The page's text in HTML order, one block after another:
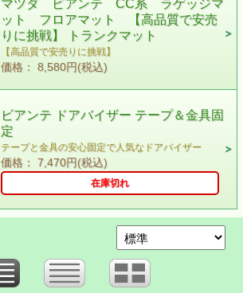
マツダ ビアンテ CC系 ラゲッジマ
ット フロアマット 【高品質で安売
りに挑戦】 トランクマット
【高品質で安売りに挑戦】
価格： 8,580円(税込)
ビアンテ ドアバイザー テープ＆金具固
定
テープと金具の安心固定で人気なドアバイザー
価格： 7,470円(税込)
在庫切れ